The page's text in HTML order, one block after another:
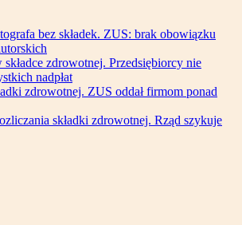
bez składek. ZUS: brak obowiązku
zdrowotnej. Przedsiębiorcy nie
nadpłat
zdrowotnej. ZUS oddał firmom ponad
składki zdrowotnej. Rząd szykuje